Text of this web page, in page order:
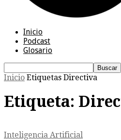
Inicio
Podcast
Glosario
Inicio Etiquetas Directiva
Etiqueta:
Inteligencia Artificial